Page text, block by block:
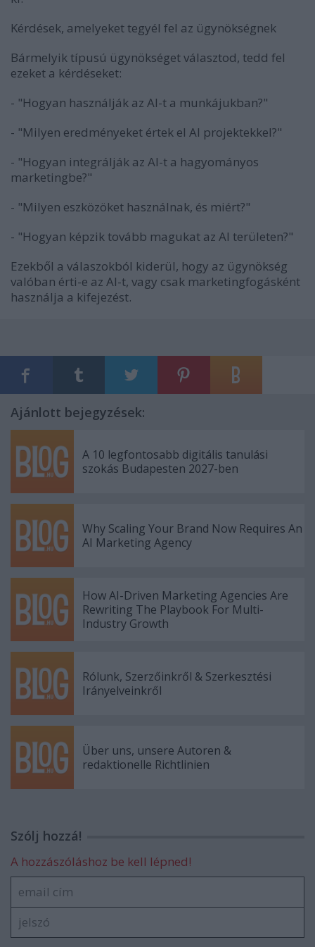
Kérdések, amelyeket tegyél fel az ügynökségnek
Bármelyik típusú ügynökséget választod, tedd fel
ezeket a kérdéseket:
- "Hogyan használják az AI-t a munkájukban?"
- "Milyen eredményeket értek el AI projektekkel?"
- "Hogyan integrálják az AI-t a hagyományos
marketingbe?"
- "Milyen eszközöket használnak, és miért?"
- "Hogyan képzik tovább magukat az AI területen?"
Ezekből a válaszokból kiderül, hogy az ügynökség
valóban érti-e az AI-t, vagy csak marketingfogásként
használja a kifejezést.
Ajánlott bejegyzések:
A 10 legfontosabb digitális tanulási
szokás Budapesten 2027-ben
Why Scaling Your Brand Now Requires An
AI Marketing Agency
How AI-Driven Marketing Agencies Are
Rewriting The Playbook For Multi-
Industry Growth
Rólunk, Szerzőinkről & Szerkesztési
Irányelveinkről
Über uns, unsere Autoren &
redaktionelle Richtlinien
Szólj hozzá!
A hozzászóláshoz be kell lépned!